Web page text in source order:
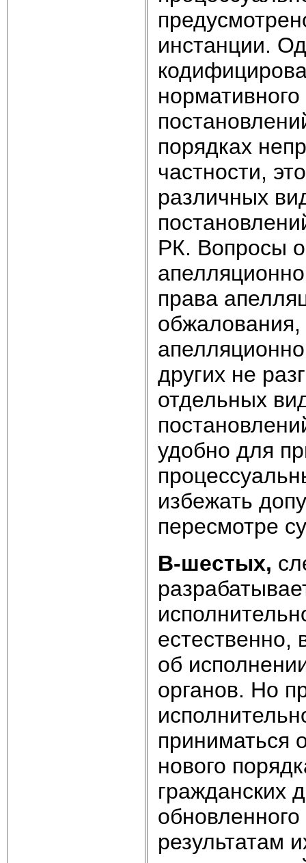
инстанции.
порядках
частности,
различных
РК. Вопросы
права
других не
отдельных
удобно для
избежать
пересмотре
В-шестых,
естественно,
об
органов. Но
приниматься
нового
гражданских
результатам